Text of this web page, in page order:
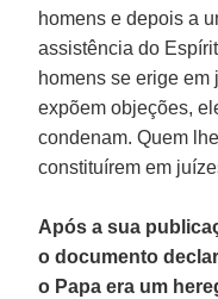
homens e depois a
assistência do
homens se erige
expõem objeções,
condenam. Quem
constituírem em
Após a sua
o documento
o Papa era um